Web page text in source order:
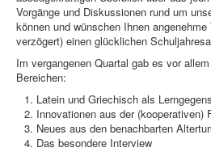
Vorgänge und Diskussionen rund um
können und wünschen Ihnen
verzögert) einen glücklichen
Im vergangenen Quartal gab es vor
Bereichen:
Latein und Griechisch als
Innovationen aus der (kooperativen)
Neues aus den benachbarten
Das besondere Interview